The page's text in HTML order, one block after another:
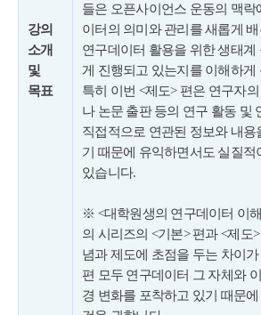
강의
소개
및
목표
들은 오픈사이언스 운동의 맥락
이터의 의미와 관리를 새롭게 배
연구데이터 활용을 위한 생태계
게 진행되고 있는지를 이해하게
특히 이번 <제도> 편은 연구자의
나 논문 출판 등의 연구 활동 및
직접적으로 연관된 정보와 내용
기 때문에 유익하면서도 실질적
있습니다.
※ <대학원생의 연구데이터 이
의 시리즈의 <기본> 편과 <제도
념과 제도에 초점을 두는 차이가
편 모두 연구데이터 그 자체와
경 변화를 포착하고 있기 때문